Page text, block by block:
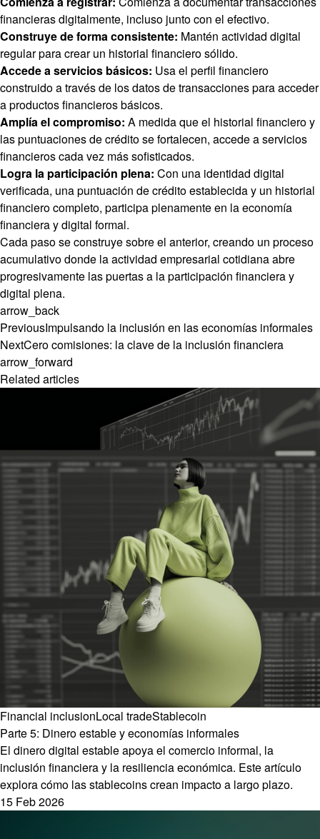
financieras digitalmente, incluso junto con el efectivo.
Construye de forma consistente: Mantén actividad digital
regular para crear un historial financiero sólido.
Accede a servicios básicos: Usa el perfil financiero
construido a través de los datos de transacciones para acceder
a productos financieros básicos.
Amplía el compromiso: A medida que el historial financiero y
las puntuaciones de crédito se fortalecen, accede a servicios
financieros cada vez más sofisticados.
Logra la participación plena: Con una identidad digital
verificada, una puntuación de crédito establecida y un historial
financiero completo, participa plenamente en la economía
financiera y digital formal.
Cada paso se construye sobre el anterior, creando un proceso
acumulativo donde la actividad empresarial cotidiana abre
progresivamente las puertas a la participación financiera y
digital plena.
arrow_back
PreviousImpulsando la inclusión en las economías informales
NextCero comisiones: la clave de la inclusión financiera
arrow_forward
Related articles
Financial inclusionLocal tradeStablecoin
Parte 5: Dinero estable y economías informales
El dinero digital estable apoya el comercio informal, la
inclusión financiera y la resiliencia económica. Este artículo
explora cómo las stablecoins crean impacto a largo plazo.
15 Feb 2026